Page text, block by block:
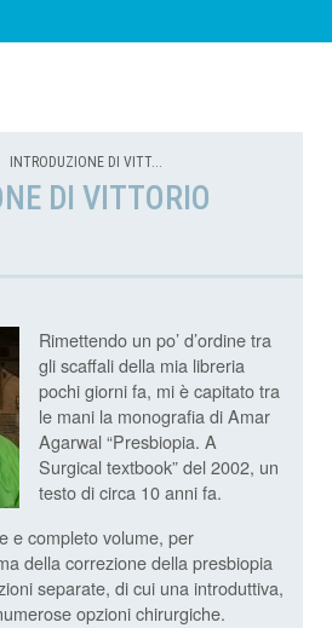
INTRODUZIONE DI VITT...
DI VITTORIO
Rimettendo un po’ d’ordine tra
gli scaffali della mia libreria
pochi giorni fa, mi è capitato tra
le mani la monografia di Amar
Agarwal “Presbiopia. A
Surgical textbook” del 2002, un
testo di circa 10 anni fa.
e completo volume, per
della correzione della presbiopia
separate, di cui una introduttiva,
opzioni chirurgiche.